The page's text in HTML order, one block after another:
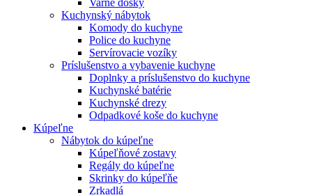
Kuchynský nábytok
Komody do kuchyne
Police do kuchyne
Servírovacie vozíky
Príslušenstvo a vybavenie kuchyne
Doplnky a príslušenstvo do kuchyne
Kuchynské batérie
Kuchynské drezy
Odpadkové koše do kuchyne
Kúpeľne
Nábytok do kúpeľne
Kúpeľňové zostavy
Regály do kúpeľne
Skrinky do kúpeľňe
Zrkadlá